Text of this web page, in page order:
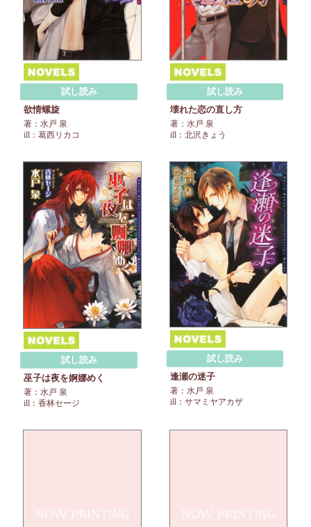
試し読み
欲情螺旋
著：水戸 泉
ill：葛西リカコ
試し読み
壊れた恋の直し方
著：水戸 泉
ill：北沢きょう
試し読み
巫子は夜を婀娜めく
著：水戸 泉
ill：香林セージ
試し読み
逢瀬の迷子
著：水戸 泉
ill：サマミヤアカザ